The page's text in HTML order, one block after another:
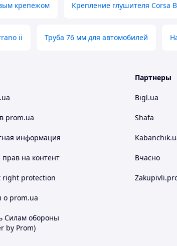
крепежом Крепление глушителя Corsa B
ii Труба 76 мм для автомобилей
prom.ua
информация
на контент
right protection
о prom.ua
Силам обороны
by Prom)
Партнеры
Bigl.ua
Shafa
Вчасно